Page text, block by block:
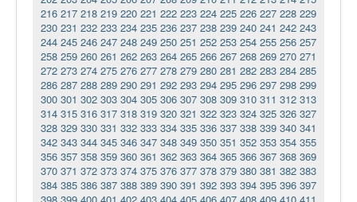
216 217 218 219 220 221 222 223 224 225 226 227 228 229
230 231 232 233 234 235 236 237 238 239 240 241 242 243
244 245 246 247 248 249 250 251 252 253 254 255 256 257
258 259 260 261 262 263 264 265 266 267 268 269 270 271
272 273 274 275 276 277 278 279 280 281 282 283 284 285
286 287 288 289 290 291 292 293 294 295 296 297 298 299
300 301 302 303 304 305 306 307 308 309 310 311 312 313
314 315 316 317 318 319 320 321 322 323 324 325 326 327
328 329 330 331 332 333 334 335 336 337 338 339 340 341
342 343 344 345 346 347 348 349 350 351 352 353 354 355
356 357 358 359 360 361 362 363 364 365 366 367 368 369
370 371 372 373 374 375 376 377 378 379 380 381 382 383
384 385 386 387 388 389 390 391 392 393 394 395 396 397